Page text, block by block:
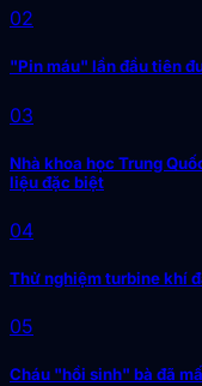
02
"Pin máu" lần đầu tiên
03
Nhà khoa học Trung
liệu đặc biệt
04
Thử nghiệm turbine khí
05
Cháu "hồi sinh" bà đã